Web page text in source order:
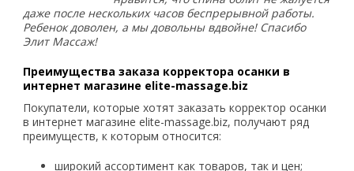
даже после нескольких часов беспрерывной работы.
Ребенок доволен, а мы довольны вдвойне! Спасибо
Элит Массаж!
Преимущества заказа корректора осанки в
интернет магазине elite-massage.biz
Покупатели, которые хотят заказать корректор осанки
в интернет магазине elite-massage.biz, получают ряд
преимуществ, к которым относится:
широкий ассортимент как товаров, так и цен;